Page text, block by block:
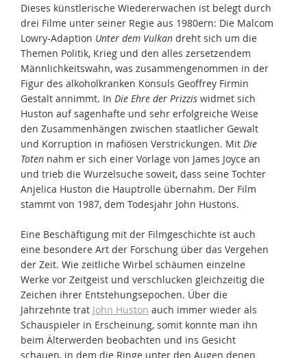
Dieses künstlerische Wiedererwachen ist belegt durch
drei Filme unter seiner Regie aus 1980ern: Die Malcom
Lowry-Adaption Unter dem Vulkan dreht sich um die
Themen Politik, Krieg und den alles zersetzendem
Männlichkeitswahn, was zusammengenommen in der
Figur des alkoholkranken Konsuls Geoffrey Firmin
Gestalt annimmt. In Die Ehre der Prizzis widmet sich
Huston auf sagenhafte und sehr erfolgreiche Weise
den Zusammenhängen zwischen staatlicher Gewalt
und Korruption in mafiösen Verstrickungen. Mit Die
Toten nahm er sich einer Vorlage von James Joyce an
und trieb die Wurzelsuche soweit, dass seine Tochter
Anjelica Huston die Hauptrolle übernahm. Der Film
stammt von 1987, dem Todesjahr John Hustons.
Eine Beschäftigung mit der Filmgeschichte ist auch
eine besondere Art der Forschung über das Vergehen
der Zeit. Wie zeitliche Wirbel schäumen einzelne
Werke vor Zeitgeist und verschlucken gleichzeitig die
Zeichen ihrer Entstehungsepochen. Über die
Jahrzehnte trat John Huston auch immer wieder als
Schauspieler in Erscheinung, somit konnte man ihn
beim Älterwerden beobachten und ins Gesicht
schauen, in dem die Ringe unter den Augen denen